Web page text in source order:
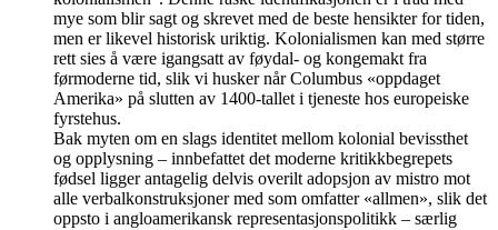
mye som blir sagt og skrevet med de beste hensikter for tiden,
men er likevel historisk uriktig. Kolonialismen kan med større
rett sies å være igangsatt av føydal- og kongemakt fra
førmoderne tid, slik vi husker når Columbus «oppdaget
Amerika» på slutten av 1400-tallet i tjeneste hos europeiske
fyrstehus.
Bak myten om en slags identitet mellom kolonial bevissthet
og opplysning – innbefattet det moderne kritikkbegrepets
fødsel ligger antagelig delvis overilt adopsjon av mistro mot
alle verbalkonstruksjoner med som omfatter «allmen», slik det
oppsto i angloamerikansk representasjonspolitikk – særlig